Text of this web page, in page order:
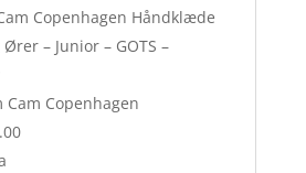
Copenhagen Håndklæde
– Junior – GOTS –
Copenhagen